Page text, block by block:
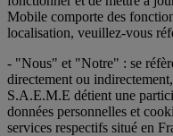
Mobile comporte des
localisation, veuillez-vous
- "Nous" et "Notre" : se
directement ou
S.A.E.M.E détient une
données personnelles et
services respectifs situé en